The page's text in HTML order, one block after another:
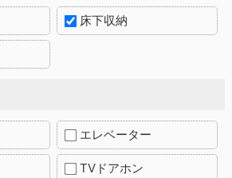
床下収納
エレベーター
TVドアホン